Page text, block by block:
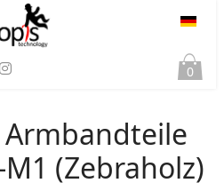
0
(Zebraholz)